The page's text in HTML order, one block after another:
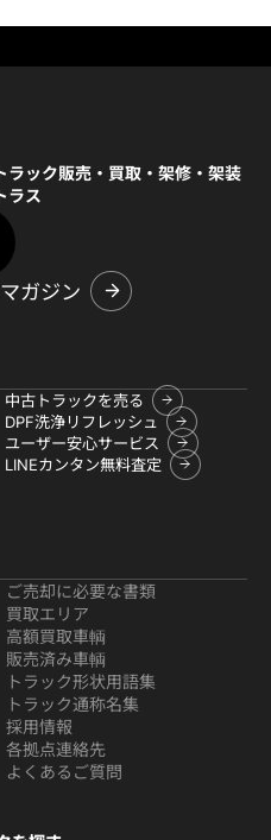
ラック販売・買取・架修・架装
ラス
ガジン
中古トラックを売る
DPF洗浄リフレッシュ
ユーザー安心サービス
LINEカンタン無料査定
ご売却に必要な書類
買取エリア
高額買取車輌
販売済み車輌
トラック形状用語集
トラック通称名集
採用情報
各拠点連絡先
よくあるご質問